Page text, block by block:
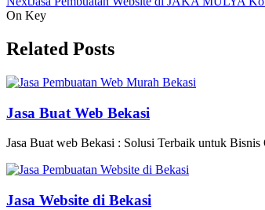
On Key
Related Posts
Jasa Buat Web Bekasi
Jasa Buat web Bekasi : Solusi Terbaik untuk
Jasa Website di Bekasi